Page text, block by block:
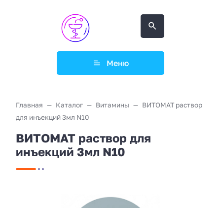
Меню
Главная Каталог Витамины
ВИТОМАТ раствор
для инъекций 3мл N10
ВИТОМАТ раствор для
инъекций 3мл N10